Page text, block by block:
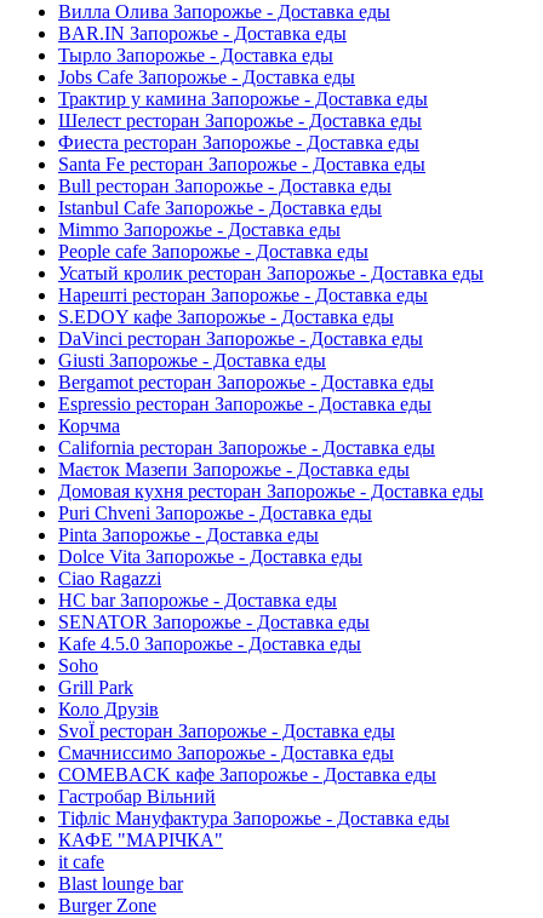
Вилла Олива Запорожье - Доставка еды
BAR.IN Запорожье - Доставка еды
Тырло Запорожье - Доставка еды
Jobs Cafe Запорожье - Доставка еды
Трактир у камина Запорожье - Доставка еды
Шелест ресторан Запорожье - Доставка еды
Фиеста ресторан Запорожье - Доставка еды
Santa Fe ресторан Запорожье - Доставка еды
Bull ресторан Запорожье - Доставка еды
Istanbul Cafe Запорожье - Доставка еды
Mimmo Запорожье - Доставка еды
People cafe Запорожье - Доставка еды
Усатый кролик ресторан Запорожье - Доставка еды
Нарешті ресторан Запорожье - Доставка еды
S.EDOY кафе Запорожье - Доставка еды
DaVinci ресторан Запорожье - Доставка еды
Giusti Запорожье - Доставка еды
Bergamot ресторан Запорожье - Доставка еды
Espressio ресторан Запорожье - Доставка еды
Корчма
California ресторан Запорожье - Доставка еды
Маєток Мазепи Запорожье - Доставка еды
Домовая кухня ресторан Запорожье - Доставка еды
Puri Chveni Запорожье - Доставка еды
Pinta Запорожье - Доставка еды
Dolce Vita Запорожье - Доставка еды
Ciao Ragazzi
HC bar Запорожье - Доставка еды
SENATOR Запорожье - Доставка еды
Kafe 4.5.0 Запорожье - Доставка еды
Soho
Grill Park
Коло Друзів
SvoЇ ресторан Запорожье - Доставка еды
Смачниссимо Запорожье - Доставка еды
COMEBACK кафе Запорожье - Доставка еды
Гастробар Вільний
Тіфліс Мануфактура Запорожье - Доставка еды
КАФЕ "МАРІЧКА"
it cafe
Blast lounge bar
Burger Zone